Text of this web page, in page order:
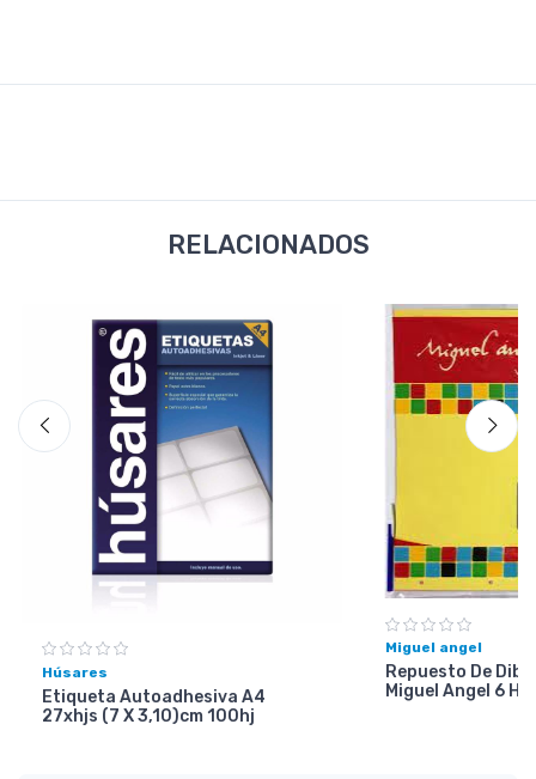
RELACIONADOS
Húsares
Etiqueta Autoadhesiva A4
27xhjs (7 X 3,10)cm 100hj
Miguel angel
Repuesto De
Miguel Angel 6